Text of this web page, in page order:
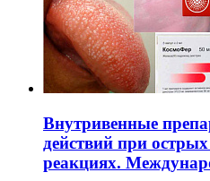
Внутривенные
действий при
реакциях.